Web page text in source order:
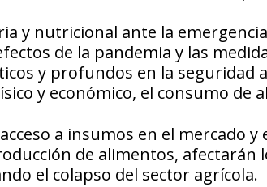
y nutricional ante la
de la pandemia y las
y profundos en la seguridad
y económico, el consumo de
a insumos en el mercado
de alimentos, afectarán
el colapso del sector agrícola.